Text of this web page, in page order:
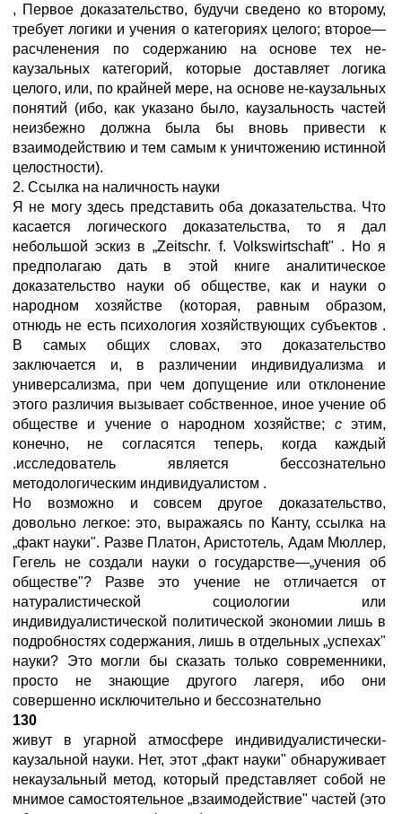
, Первое доказательство, будучи сведено ко второму,
требует логики и учения о категориях целого; второе—
расчленения по содержанию на основе тех не-
каузальных категорий, которые доставляет логика
целого, или, по крайней мере, на основе не-каузальных
понятий (ибо, как указано было, каузальность частей
неизбежно должна была бы вновь привести к
взаимодействию и тем самым к уничтожению истинной
целостности).
2. Ссылка на наличность науки
Я не могу здесь представить оба доказательства. Что
касается логического доказательства, то я дал
небольшой эскиз в „Zeitschr. f. Volkswirtschaft" . Но я
предполагаю дать в этой книге аналитическое
доказательство науки об обществе, как и науки о
народном хозяйстве (которая, равным образом,
отнюдь не есть психология хозяйствующих субъектов .
В самых общих словах, это доказательство
заключается и, в различении индивидуализма и
универсализма, при чем допущение или отклонение
этого различия вызывает собственное, иное учение об
обществе и учение о народном хозяйстве; сэтим,
конечно, не согласятся теперь, когда каждый
.исследователь является бессознательно
методологическим индивидуалистом .
Но возможно и совсем другое доказательство,
довольно легкое: это, выражаясь по Канту, ссылка на
„факт науки". Разве Платон, Аристотель, Адам Мюллер,
Гегель не создали науки о государстве—„учения об
обществе"? Разве это учение не отличается от
натуралистической социологии или
индивидуалистической политической экономии лишь в
подробностях содержания, лишь в отдельных „успехах"
науки? Это могли бы сказать только современники,
просто не знающие другого лагеря, ибо они
совершенно исключительно и бессознательно
130
живут в угарной атмосфере индивидуалистически-
каузальной науки. Нет, этот „факт науки" обнаруживает
некаузальный метод, который представляет собой не
мнимое самостоятельное „взаимодействие" частей (это